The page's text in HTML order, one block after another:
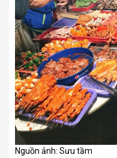
Nguồn ảnh: Sưu tầm